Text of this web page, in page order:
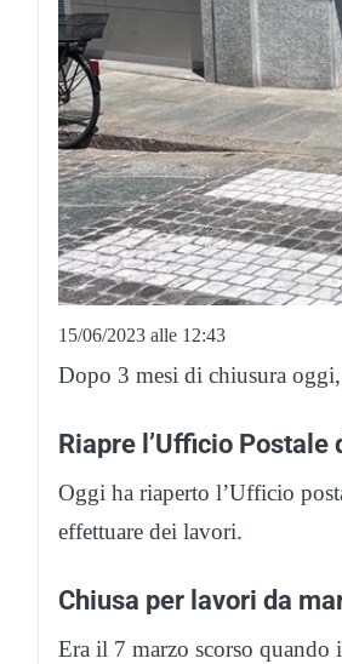
15/06/2023 alle 12:43
Dopo 3 mesi di chiusura
Riapre l’Ufficio Postale
Oggi ha riaperto l’Ufficio
effettuare dei lavori.
Chiusa per lavori da
Era il 7 marzo scorso quando